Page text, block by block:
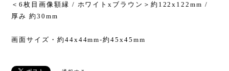
＜6枚目画像額縁 / ホワイトxブラウン＞約122x122mm /
厚み 約30mm
画面サイズ・約44x44mm-約45x45mm